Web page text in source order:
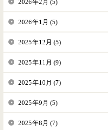
2026年2月 (5)
2026年1月 (5)
2025年12月 (5)
2025年11月 (9)
2025年10月 (7)
2025年9月 (5)
2025年8月 (7)